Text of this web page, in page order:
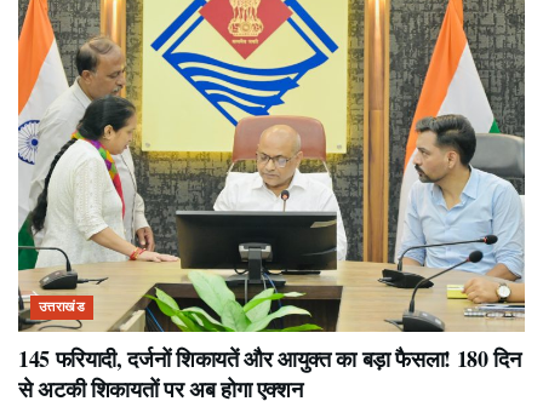
उत्तराखंड
145 फरियादी, दर्जनों शिकायतें और आयुक्त का बड़ा फैसला! 180 दिन
से अटकी शिकायतों पर अब होगा एक्शन